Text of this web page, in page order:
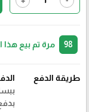
مرة تم بيع
طريقة الدفع